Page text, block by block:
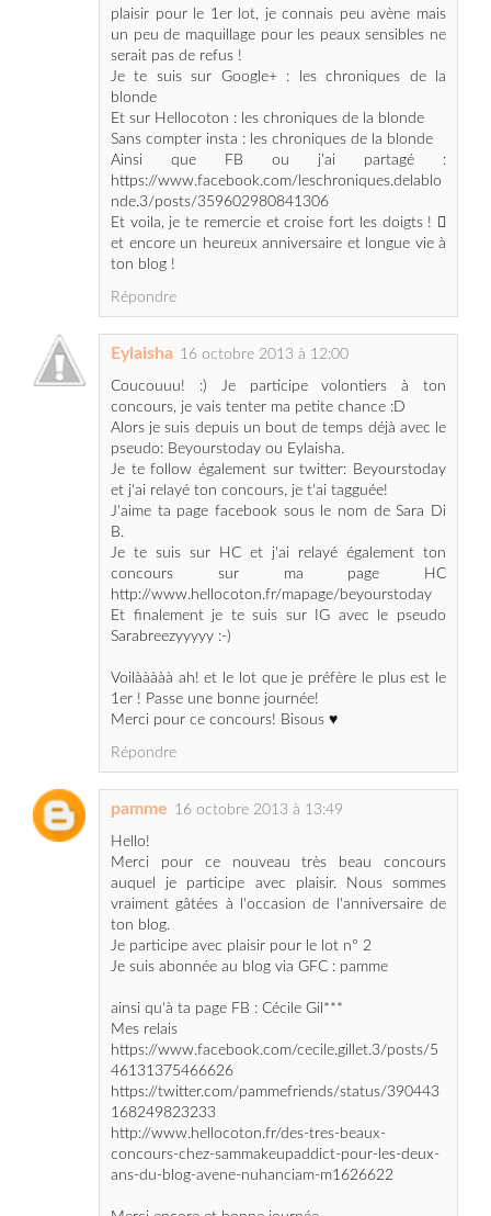
Je te suis sur Google+ : les chroniques de la
blonde
Et sur Hellocoton : les chroniques de la blonde
Sans compter insta : les chroniques de la blonde
Ainsi que FB ou j’ai partagé :
https://www.facebook.com/leschroniques.delablo
nde.3/posts/359602980841306
Et voila, je te remercie et croise fort les doigts ! 
et encore un heureux anniversaire et longue vie à
ton blog !
Répondre
Coucouuu! :) Je participe volontiers à ton
concours, je vais tenter ma petite chance :D
Alors je suis depuis un bout de temps déjà avec le
pseudo: Beyourstoday ou Eylaisha.
Je te follow également sur twitter: Beyourstoday
et j'ai relayé ton concours, je t'ai tagguée!
J'aime ta page facebook sous le nom de Sara Di
B.
Je te suis sur HC et j'ai relayé également ton
concours sur ma page HC
http://www.hellocoton.fr/mapage/beyourstoday
Et finalement je te suis sur IG avec le pseudo
Voilààààà ah! et le lot que je préfère le plus est le
1er ! Passe une bonne journée!
Merci pour ce concours! Bisous ♥
Répondre
Hello!
Merci pour ce nouveau très beau concours
auquel je participe avec plaisir. Nous sommes
vraiment gâtées à l'occasion de l'anniversaire de
ton blog.
Je participe avec plaisir pour le lot n° 2
Je suis abonnée au blog via GFC : pamme
ainsi qu'à ta page FB : Cécile Gil***
Mes relais
https://www.facebook.com/cecile.gillet.3/posts/5
46131375466626
https://twitter.com/pammefriends/status/390443
168249823233
http://www.hellocoton.fr/des-tres-beaux-
concours-chez-sammakeupaddict-pour-les-deux-
ans-du-blog-avene-nuhanciam-m1626622
Merci encore et bonne journée
Répondre